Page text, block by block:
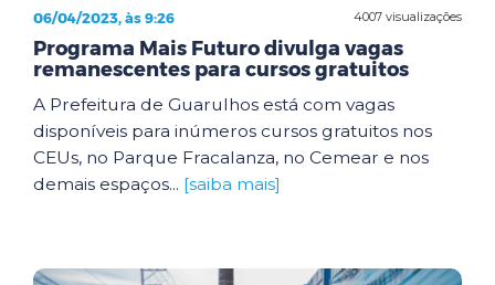
4007 visualizações
06/04/2023, às 9:26
Programa Mais Futuro divulga vagas
remanescentes para cursos gratuitos
A Prefeitura de Guarulhos está com vagas
disponíveis para inúmeros cursos gratuitos nos
CEUs, no Parque Fracalanza, no Cemear e nos
demais espaços... [saiba mais]